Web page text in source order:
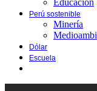
Educación
Perú sostenible
Minería
Dólar
Escuela